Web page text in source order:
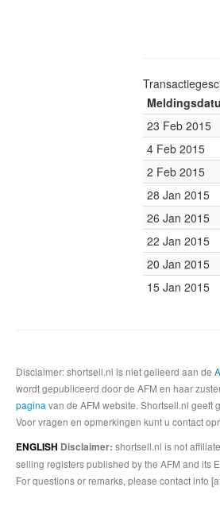
23 Feb 2015
4 Feb 2015
2 Feb 2015
28 Jan 2015
26 Jan 2015
22 Jan 2015
20 Jan 2015
15 Jan 2015
Disclaimer: shortsell.nl is niet gelieerd aan de
wordt gepubliceerd door de AFM en haar
pagina van de AFM website. Shortsell.nl
Voor vragen en opmerkingen kunt u contact
ENGLISH Disclaimer: shortsell.nl is not
selling registers published by the AFM and its
For questions or remarks, please contact info